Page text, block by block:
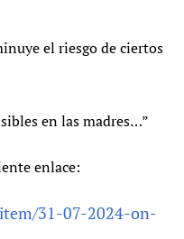
el riesgo de ciertos
en las madres…”
enlace:
31-07-2024-on-